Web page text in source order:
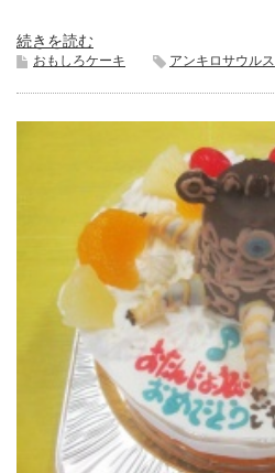
続きを読む
おもしろケーキ アンキロサウルス